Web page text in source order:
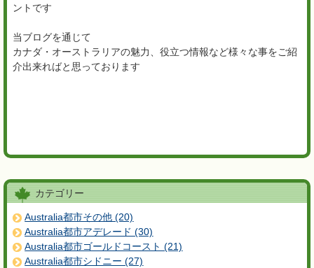
ントです
当ブログを通じて
カナダ・オーストラリアの魅力、役立つ情報など様々な事をご紹
介出来ればと思っております
カテゴリー
Australia都市その他 (20)
Australia都市アデレード (30)
Australia都市ゴールドコースト (21)
Australia都市シドニー (27)